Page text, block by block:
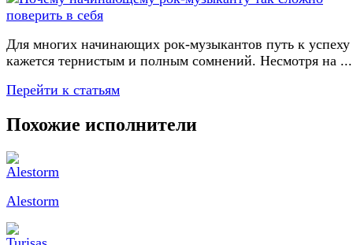
Для многих начинающих рок-музыкантов путь к успеху
кажется тернистым и полным сомнений. Несмотря на ...
Перейти к статьям
Похожие исполнители
Alestorm